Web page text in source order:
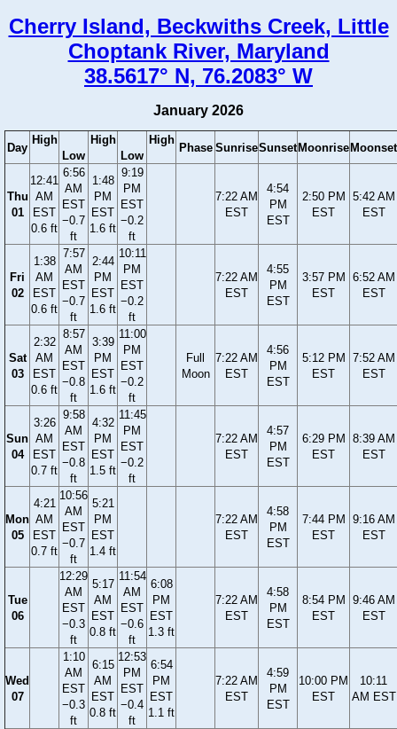
Cherry Island, Beckwiths Creek, Little
Choptank River, Maryland
38.5617° N, 76.2083° W
January 2026
Day
High
Low
High
Low
High
Phase SunriseSunset Moonrise Moonset
Thu
01
12:41
AM
EST
0.6 ft
6:56
AM
EST
−0.7
ft
1:48
PM
EST
1.6 ft
9:19
PM
EST
−0.2
ft
7:22 AM
EST
4:54
PM
EST
2:50 PM
EST
5:42 AM
EST
Fri
02
1:38
AM
EST
0.6 ft
7:57
AM
EST
−0.7
ft
2:44
PM
EST
1.6 ft
10:11
PM
EST
−0.2
ft
7:22 AM
EST
4:55
PM
EST
3:57 PM
EST
6:52 AM
EST
Sat
03
2:32
AM
EST
0.6 ft
8:57
AM
EST
−0.8
ft
3:39
PM
EST
1.6 ft
11:00
PM
EST
−0.2
ft
Full
Moon
7:22 AM
EST
4:56
PM
EST
5:12 PM
EST
7:52 AM
EST
Sun
04
3:26
AM
EST
0.7 ft
9:58
AM
EST
−0.8
ft
4:32
PM
EST
1.5 ft
11:45
PM
EST
−0.2
ft
7:22 AM
EST
4:57
PM
EST
6:29 PM
EST
8:39 AM
EST
Mon
05
4:21
AM
EST
0.7 ft
10:56
AM
EST
−0.7
ft
5:21
PM
EST
1.4 ft
7:22 AM
EST
4:58
PM
EST
7:44 PM
EST
9:16 AM
EST
Tue
06
12:29
AM
EST
−0.3
ft
5:17
AM
EST
0.8 ft
11:54
AM
EST
−0.6
ft
6:08
PM
EST
1.3 ft
7:22 AM
EST
4:58
PM
EST
8:54 PM
EST
9:46 AM
EST
Wed
07
1:10
AM
EST
−0.3
ft
6:15
AM
EST
0.8 ft
12:53
PM
EST
−0.4
ft
6:54
PM
EST
1.1 ft
7:22 AM
EST
4:59
PM
EST
10:00 PM
EST
10:11
AM EST